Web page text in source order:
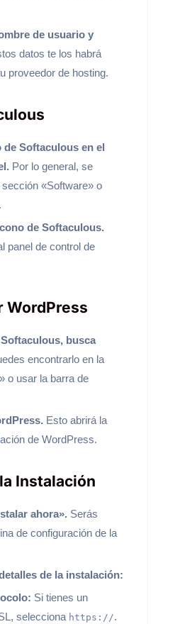
de usuario y
datos te los habrá
proveedor de hosting.
de Softaculous en el
Por lo general, se
«Software» o
de Softaculous.
panel de control de
WordPress
busca
encontrarlo en la
o usar la barra de
Esto abrirá la
de WordPress.
Instalación
ahora». Serás
de configuración de la
de la instalación:
Si tienes un
selecciona https://.